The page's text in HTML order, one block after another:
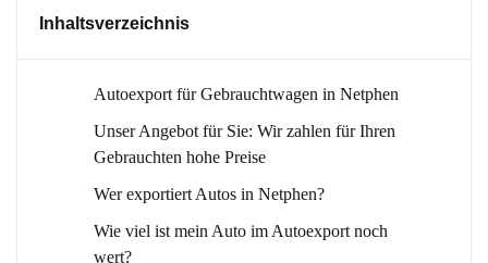
Inhaltsverzeichnis
Autoexport für Gebrauchtwagen in Netphen
Unser Angebot für Sie: Wir zahlen für Ihren
Gebrauchten hohe Preise
Wer exportiert Autos in Netphen?
Wie viel ist mein Auto im Autoexport noch
wert?